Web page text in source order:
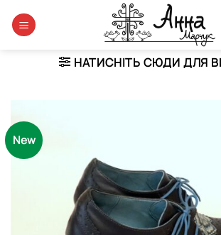
НАТИСНІТЬ СЮДИ ДЛЯ
New